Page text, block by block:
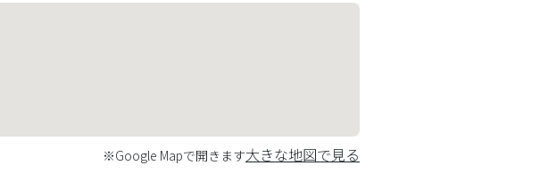
※Google Mapで開きます大きな地図で見る